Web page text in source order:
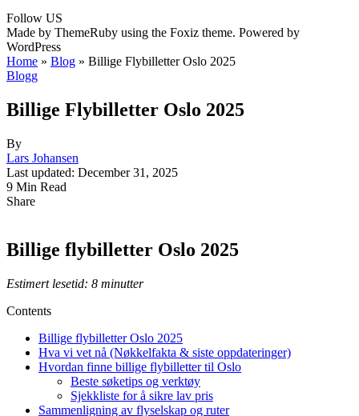
Follow US
Made by ThemeRuby using the Foxiz theme. Powered by
WordPress
Home » Blog » Billige Flybilletter Oslo 2025
Blogg
Billige Flybilletter Oslo 2025
By
Lars Johansen
Last updated: December 31, 2025
9 Min Read
Share
Billige flybilletter Oslo 2025
Estimert lesetid: 8 minutter
Contents
Billige flybilletter Oslo 2025
Hva vi vet nå (Nøkkelfakta & siste oppdateringer)
Hvordan finne billige flybilletter til Oslo
Beste søketips og verktøy
Sjekkliste for å sikre lav pris
Sammenligning av flyselskap og ruter